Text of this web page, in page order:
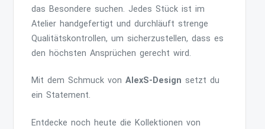
das Besondere suchen. Jedes Stück ist im
Atelier handgefertigt und durchläuft strenge
Qualitätskontrollen, um sicherzustellen, dass es
den höchsten Ansprüchen gerecht wird.
Mit dem Schmuck vonAlexS-Design setzt du
ein Statement.
Entdecke noch heute die Kollektionen von